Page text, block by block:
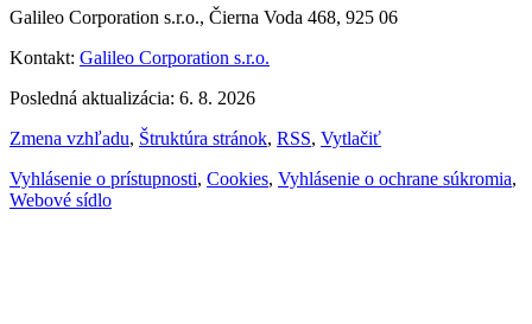
Galileo Corporation s.r.o., Čierna Voda 468, 925 06
Kontakt: Galileo Corporation s.r.o.
Posledná aktualizácia: 6. 8. 2026
Zmena vzhľadu, Štruktúra stránok, RSS, Vytlačiť
Vyhlásenie o prístupnosti, Cookies, Vyhlásenie o ochrane súkromia,
Webové sídlo